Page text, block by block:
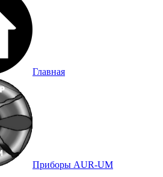
Главная
Приборы AUR-UM